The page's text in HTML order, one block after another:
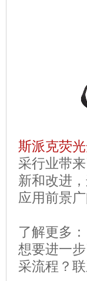
斯派克荧光
采行业带
新和改进
应用前景
了解更多：
想要进一
采流程？